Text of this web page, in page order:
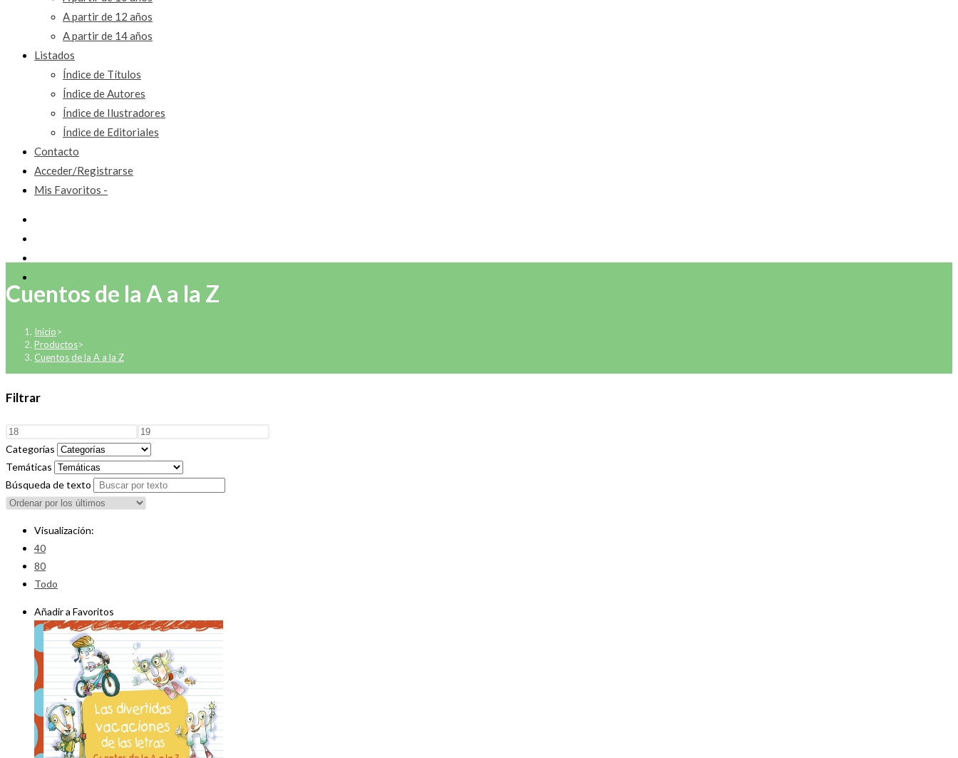
A partir de 12 años
A partir de 14 años
Listados
Índice de Títulos
Índice de Autores
Índice de Ilustradores
Índice de Editoriales
Contacto
Acceder/Registrarse
Mis Favoritos -
Cuentos de la A a la Z
Inicio>
Productos>
Cuentos de la A a la Z
Filtrar
Categorías
Temáticas
Búsqueda de texto
Visualización:
40
80
Todo
Añadir a Favoritos